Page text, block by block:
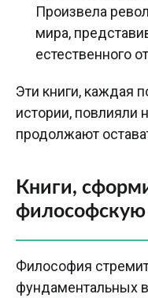
Произвела
мира,
естественного
Эти книги, каждая
истории, повлияли
продолжают
Книги,
Философия
фундаментальных